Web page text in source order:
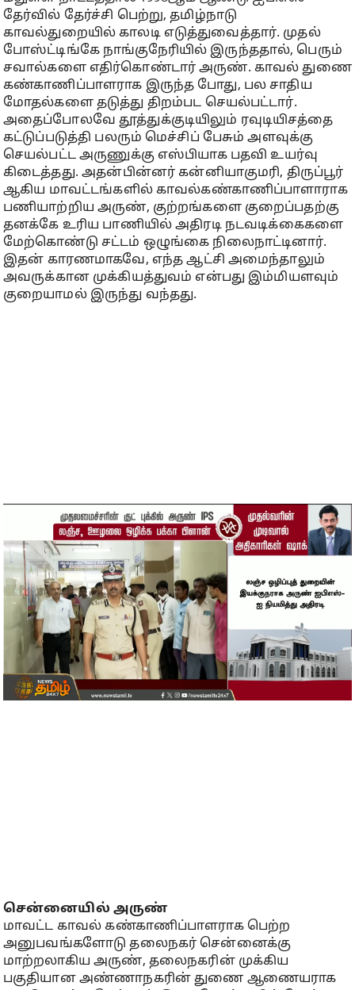
தேர்வில் தேர்ச்சி பெற்று, தமிழ்நாடு
காவல்துறையில் காலடி எடுத்துவைத்தார். முதல்
போஸ்ட்டிங்கே நாங்குநேரியில் இருந்ததால், பெரும்
சவால்களை எதிர்கொண்டார் அருண். காவல் துணை
கண்காணிப்பாளராக இருந்த போது, பல சாதிய
மோதல்களை தடுத்து திறம்பட செயல்பட்டார்.
அதைப்போலவே தூத்துக்குடியிலும் ரவுடியிசத்தை
கட்டுப்படுத்தி பலரும் மெச்சிப் பேசும் அளவுக்கு
செயல்பட்ட அருணுக்கு எஸ்பியாக பதவி உயர்வு
கிடைத்தது. அதன்பின்னர் கன்னியாகுமரி, திருப்பூர்
ஆகிய மாவட்டங்களில் காவல்கண்காணிப்பாளாராக
பணியாற்றிய அருண், குற்றங்களை குறைப்பதற்கு
தனக்கே உரிய பாணியில் அதிரடி நடவடிக்கைகளை
மேற்கொண்டு சட்டம் ஒழுங்கை நிலைநாட்டினார்.
இதன் காரணமாகவே, எந்த ஆட்சி அமைந்தாலும்
அவருக்கான முக்கியத்துவம் என்பது இம்மியளவும்
குறையாமல் இருந்து வந்தது.
சென்னையில் அருண்
மாவட்ட காவல் கண்காணிப்பாளராக பெற்ற
அனுபவங்களோடு தலைநகர் சென்னைக்கு
மாற்றலாகிய அருண், தலைநகரின் முக்கிய
பகுதியான அண்ணாநகரின் துணை ஆணையராக